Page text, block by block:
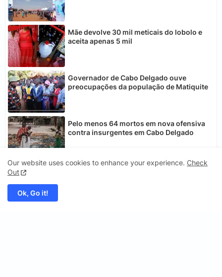
Mãe devolve 30 mil meticais do lobolo e
aceita apenas 5 mil
Governador de Cabo Delgado ouve
preocupações da população de Matiquite
Pelo menos 64 mortos em nova ofensiva
contra insurgentes em Cabo Delgado
Our website uses cookies to enhance your experience. Check
Out
Ok, Go it!